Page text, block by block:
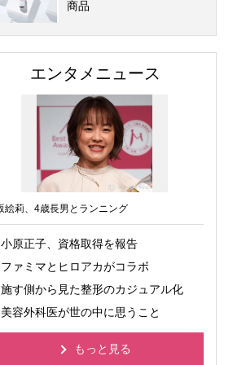
商品
エンタメニュース
絵莉、4歳長男とランニング
小原正子、資格取得を報告
ファミマとヒロアカがコラボ
施す側から見た整形のカジュアル化
美容外科医が世の中に思うこと
もっと見る